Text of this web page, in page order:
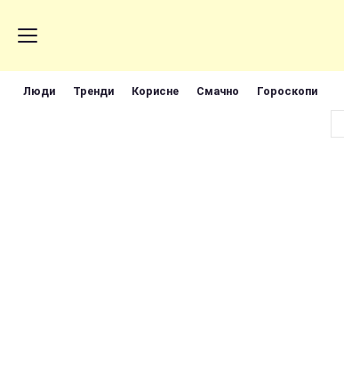
Люди Тренди Корисне Смачно Гороскопи